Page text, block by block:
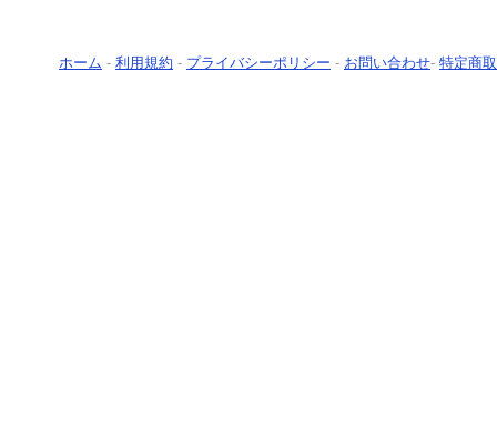
ホーム - 利用規約 - プライバシーポリシー - お問い合わせ- 特定商